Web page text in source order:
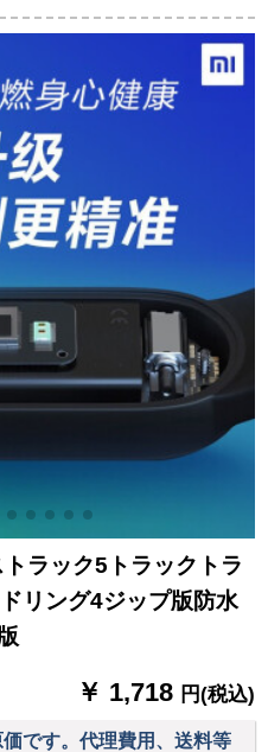
ツツブ
3代NFC
クは一元です。
ラック5トラックトラ
リング4ジップ版防水
￥ 1,718 円(税込)
です。代理費用、送料等